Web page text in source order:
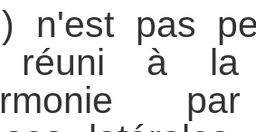
n'est pas
réuni à la